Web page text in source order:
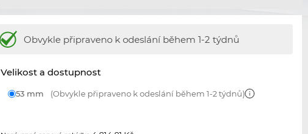
Obvykle připraveno k odeslání během 1-2 týdnů
Velikost a dostupnost
53 mm (Obvykle připraveno k odeslání během 1-2 týdnů)